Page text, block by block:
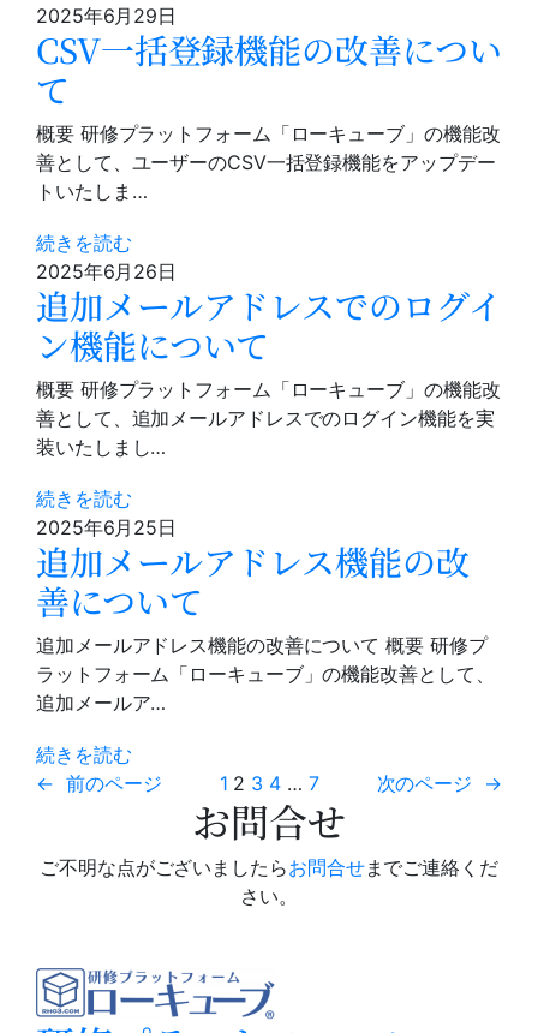
2025年6月29日
CSV一括登録機能の改善につい
て
概要 研修プラットフォーム「ローキューブ」の機能改
善として、ユーザーのCSV一括登録機能をアップデー
トいたしま…
続きを読む
2025年6月26日
追加メールアドレスでのログイ
ン機能について
概要 研修プラットフォーム「ローキューブ」の機能改
善として、追加メールアドレスでのログイン機能を実
装いたしまし…
続きを読む
2025年6月25日
追加メールアドレス機能の改
善について
追加メールアドレス機能の改善について 概要 研修プ
ラットフォーム「ローキューブ」の機能改善として、
追加メールア…
続きを読む
← 前のページ 1 2 3 4 … 7 次のページ →
お問合せ
ご不明な点がございましたらお問合せまでご連絡くだ
さい。